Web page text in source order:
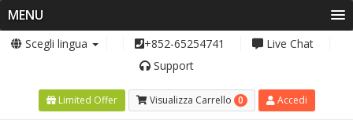
MENU
Scegli lingua +852-65254741
Live Chat
Support
Limited Offer Visualizza Carrello 0 Accedi